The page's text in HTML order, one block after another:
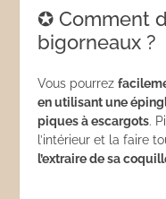
✪ Comment
bigorneaux ?
Vous pourrez
en utilisant une
piques à escargots.
l’intérieur et la faire
l’extraire de sa